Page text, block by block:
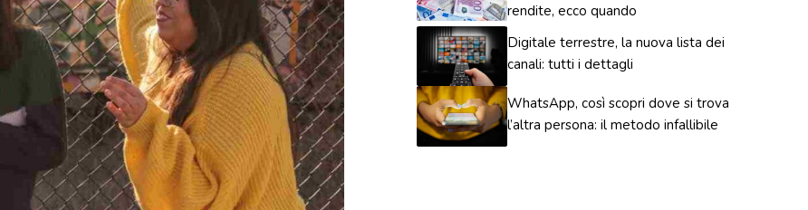
rendite, ecco quando
Digitale terrestre, la nuova lista dei
canali: tutti i dettagli
WhatsApp, così scopri dove si trova
l’altra persona: il metodo infallibile